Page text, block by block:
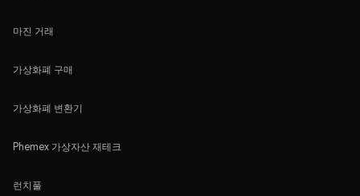
마진 거래
가상화폐 구매
가상화폐 변환기
Phemex 가상자산 재테크
런치풀